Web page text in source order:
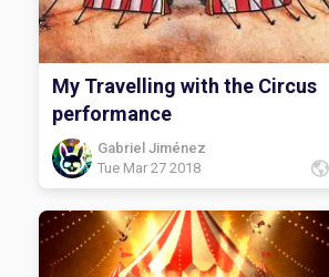
My Travelling with the Circus
performance
Gabriel Jiménez
Tue Mar 27 2018